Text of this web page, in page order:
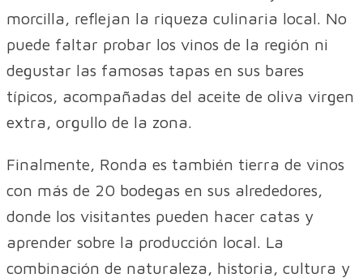
morcilla, reflejan la riqueza culinaria local. No
puede faltar probar los vinos de la región ni
degustar las famosas tapas en sus bares
típicos, acompañadas del aceite de oliva virgen
extra, orgullo de la zona.
Finalmente, Ronda es también tierra de vinos
con más de 20 bodegas en sus alrededores,
donde los visitantes pueden hacer catas y
aprender sobre la producción local. La
combinación de naturaleza, historia, cultura y